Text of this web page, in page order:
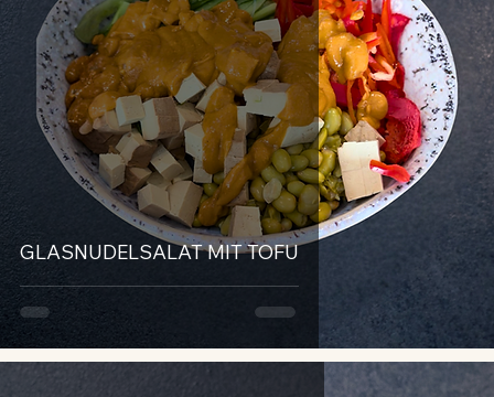
GLASNUDELSALAT MIT TOFU